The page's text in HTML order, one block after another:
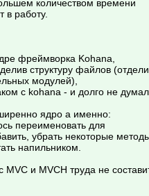
количеством времени
в работу.
фреймворка Kohana,
структуру файлов
модулей),
с kohana - и долго не думал
ядро а именно:
переименовать для
убрать некоторые
напильником.
MVC и MVCH труда не